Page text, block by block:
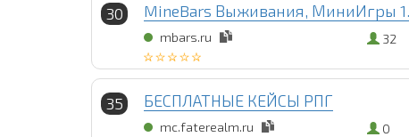
30 MineBars Выживания, МиниИгры
mbars.ru 32
35 БЕСПЛАТНЫЕ КЕЙСЫ РПГ
mc.faterealm.ru 0